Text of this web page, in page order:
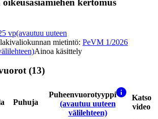
kertomus
vp(avautuu uuteen
mietintö: PeVM 1/2026
Ainoa käsittely
(13)
Puhuja
Puheenvuorotyyppi
(avautuu uuteen
välilehteen)
Katso
video